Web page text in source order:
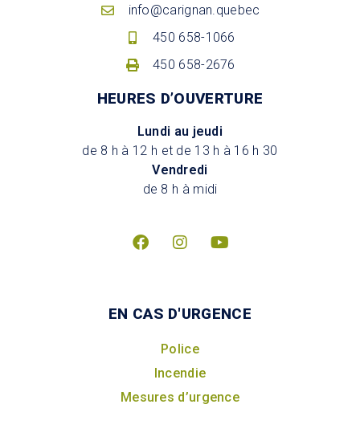
info@carignan.quebec
450 658-1066
450 658-2676
HEURES D’OUVERTURE
Lundi au jeudi
de 8 h à 12 h et de 13 h à 16 h 30
Vendredi
de 8 h à midi
EN CAS D'URGENCE
Police
Incendie
Mesures d’urgence